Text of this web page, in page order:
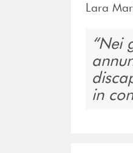
Lara
Nei
in